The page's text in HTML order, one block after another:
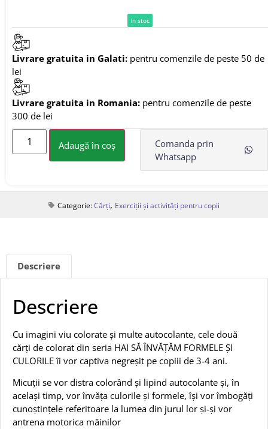
In stoc
Livrare gratuita in Galati: pentru comenzile de peste 50 de
lei
Livrare gratuita in Romania: pentru comenzile de peste
300 de lei
Adaugă în coș
Comanda prin
Whatsapp
Categorie:Cărți, Exerciții și activități pentru copii
Descriere
Descriere
Cu imagini viu colorate și multe autocolante, cele două
cărți de colorat din seria HAI SĂ ÎNVĂȚĂM FORMELE ȘI
CULORILE îi vor captiva negreșit pe copiii de 3-4 ani.
Micuții se vor distra colorând și lipind autocolante și, în
același timp, vor învăța culorile și formele, își vor îmbogăți
cunoștințele referitoare la lumea din jurul lor și-și vor
antrena motorica mâinilor